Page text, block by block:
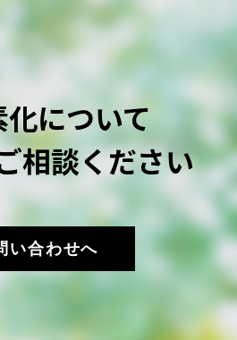
について
相談ください
い合わせへ